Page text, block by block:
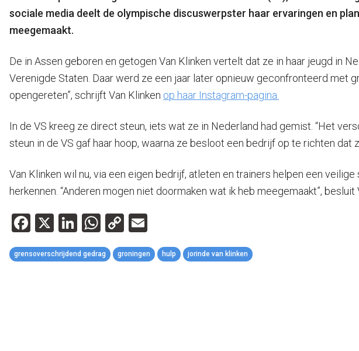
sociale media deelt de olympische discuswerpster haar ervaringen en
meegemaakt.
De in Assen geboren en getogen Van Klinken vertelt dat ze in haar jeugd in
Verenigde Staten. Daar werd ze een jaar later opnieuw geconfronteerd
opengereten”, schrijft Van Klinken op haar Instagram-pagina.
In de VS kreeg ze direct steun, iets wat ze in Nederland had gemist. “Het
steun in de VS gaf haar hoop, waarna ze besloot een bedrijf op te richten
Van Klinken wil nu, via een eigen bedrijf, atleten en trainers helpen een
herkennen. “Anderen mogen niet doormaken wat ik heb meegemaakt”, besluit
Facebook
X LinkedIn
WhatsApp
Copy
Link
grensoverschrijdend gedrag groningen hulp jorinde van klinken